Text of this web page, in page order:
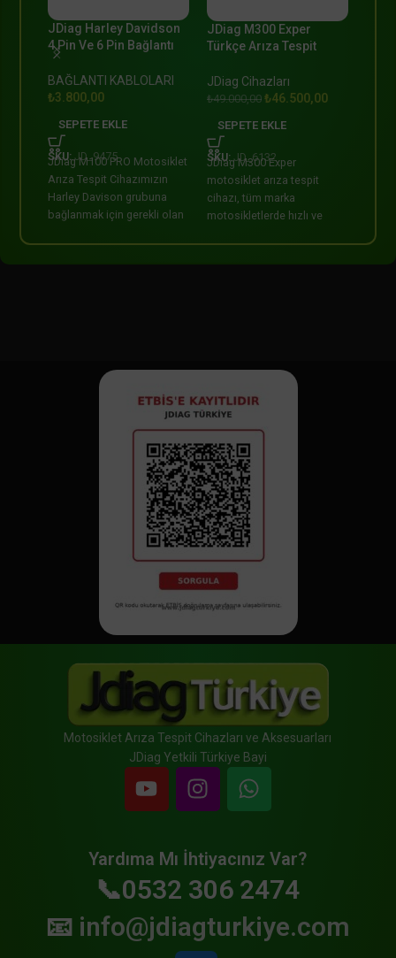
JDiag Harley Davidson
4 Pin Ve 6 Pin Bağlantı
Kablosu OBD
BAĞLANTI KABLOLARI
₺3.800,00
SEPETE EKLE
SKU:JD_9475
JDiag M100 PRO Motosiklet
Arıza Tespit Cihazımızın
Harley Davison grubuna
bağlanmak için gerekli olan
JDiag M300 Exper
Türkçe Arıza Tespit
JDiag Cihazları
₺49.000,00 ₺46.500,00
SEPETE EKLE
SKU:JD_6132
JDiag M300 Exper
motosiklet arıza tespit
cihazı, tüm marka
motosikletlerde hızlı ve
analiz eder, servis süresini
Motosiklet Arıza Tespit Cihazları ve Aksesuarları
JDiag Yetkili Türkiye Bayi
Yardıma Mı İhtiyacınız Var?
📞0532 306 2474
📧 info@jdiagturkiye.com